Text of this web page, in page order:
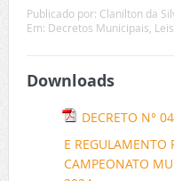
Publicado por: Clanilton da
Em: Decretos Municipais Leis
Downloads
DECRETO N°
E REGULAMENTO
CAMPEONATO